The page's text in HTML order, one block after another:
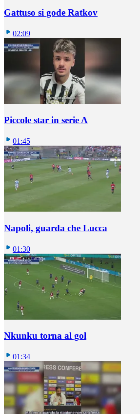
Gattuso si gode Ratkov
02:09
Piccole star in serie A
01:45
Napoli, guarda che Lucca
01:30
Nkunku torna al gol
01:34